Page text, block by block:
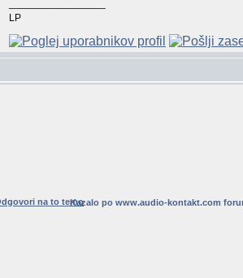
LP
Kazalo po www.audio-kontakt.com